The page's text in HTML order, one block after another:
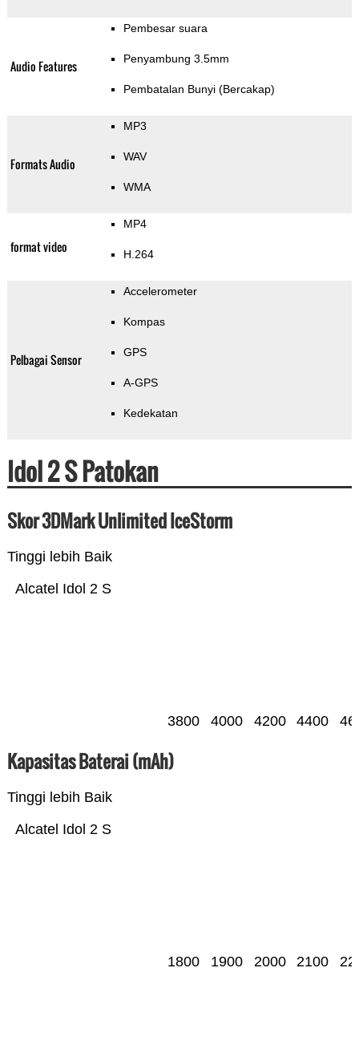
Audio Features
Pembesar suara
Penyambung 3.5mm
Pembatalan Bunyi (Bercakap)
Formats Audio
MP3
WAV
WMA
format video
MP4
H.264
Pelbagai Sensor
Accelerometer
Kompas
GPS
A-GPS
Kedekatan
Idol 2 S Patokan
Skor 3DMark Unlimited IceStorm
Tinggi lebih Baik
Alcatel Idol 2 S
3800 4000 4200 4400
Kapasitas Baterai (mAh)
Tinggi lebih Baik
Alcatel Idol 2 S
1800 1900 2000 2100